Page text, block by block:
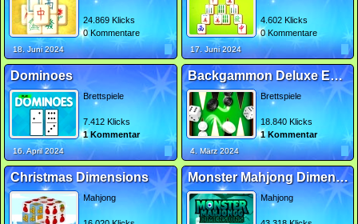
24.869 Klicks
0 Kommentare
18. Juni 2024
4.602 Klicks
0 Kommentare
17. Juni 2024
Dominoes
Brettspiele
7.412 Klicks
1 Kommentar
16. April 2024
Backgammon Deluxe Edition
Brettspiele
18.840 Klicks
1 Kommentar
4. März 2024
Christmas Dimensions
Mahjong
Monster Mahjong Dimensions
Mahjong